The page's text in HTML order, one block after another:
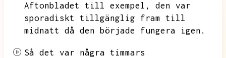
Aftonbladet till exempel,
den var
sporadiskt tillgänglig fram till
midnatt då den började fungera igen.
Så det var några timmars